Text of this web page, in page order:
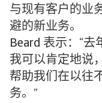
与现有客户的业
避的新业务。
Beard 表示：“去
我可以肯定地说
帮助我们在以往
务。”